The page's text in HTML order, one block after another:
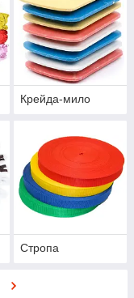
Крейда-мило
Стропа